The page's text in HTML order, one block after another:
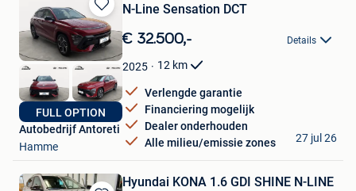
Bewaren
in
Mijn
Favorieten
FULL OPTION
N-Line Sensation DCT
€ 32.500,- Details
2025 12 km
Verlengde garantie
Financiering mogelijk
Dealer onderhouden
Alle milieu/emissie zones
Autobedrijf Antoreti
Hamme
27 jul 26
Hyundai KONA 1.6 GDI SHINE N-LINE